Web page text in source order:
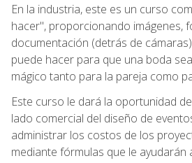
En la industria, este es un curso
hacer", proporcionando imágenes,
documentación (detrás de
puede hacer para que una boda
mágico tanto para la pareja como
Este curso le dará la oportunidad
lado comercial del diseño de
administrar los costos de los
mediante fórmulas que le ayudarán